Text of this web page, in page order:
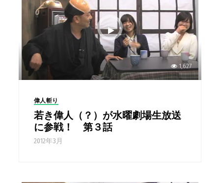
1,627
偉人斬り
若き偉人（？）が水曜劇場生放送
に参戦！ 第３話
2012年3月